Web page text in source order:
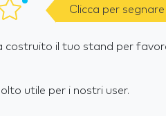
Clicca per segnare
costruito il tuo stand per
utile per i nostri user.